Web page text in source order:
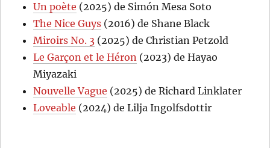
Un poète (2025) de Simón Mesa Soto
The Nice Guys (2016) de Shane Black
Miroirs No. 3 (2025) de Christian Petzold
Le Garçon et le Héron (2023) de Hayao
Miyazaki
Nouvelle Vague (2025) de Richard Linklater
Loveable (2024) de Lilja Ingolfsdottir